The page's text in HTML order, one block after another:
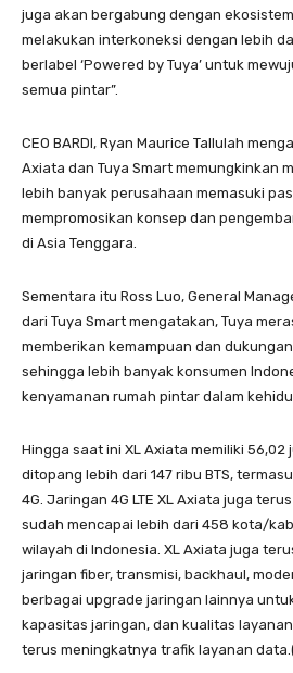
juga akan bergabung dengan
melakukan interkoneksi dengan lebih
berlabel ‘Powered by Tuya’ untuk
semua pintar”.
CEO BARDI, Ryan Maurice Tallulah
Axiata dan Tuya Smart memungkinkan
lebih banyak perusahaan memasuki
mempromosikan konsep dan
di Asia Tenggara.
Sementara itu Ross Luo, General
dari Tuya Smart mengatakan, Tuya
memberikan kemampuan dan
sehingga lebih banyak konsumen
kenyamanan rumah pintar dalam
Hingga saat ini XL Axiata memiliki
ditopang lebih dari 147 ribu BTS,
4G. Jaringan 4G LTE XL Axiata juga
sudah mencapai lebih dari 458 kota/
wilayah di Indonesia. XL Axiata juga
jaringan fiber, transmisi, backhaul,
berbagai upgrade jaringan lainnya
kapasitas jaringan, dan kualitas
terus meningkatnya trafik layanan